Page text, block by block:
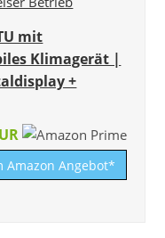
mit
Klimagerät |
+
Amazon Angebot*